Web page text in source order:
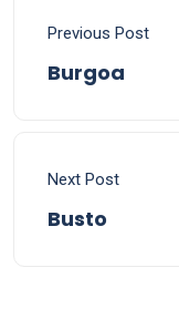
Previous Post
Burgoa
Next Post
Busto